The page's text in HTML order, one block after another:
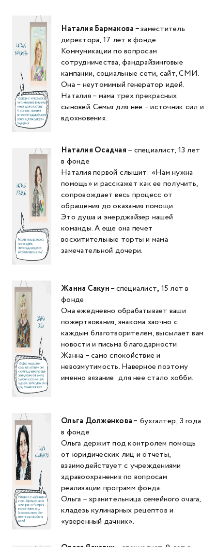
Наталия Бармакова –заместитель
директора, 17 лет в фонде
Коммуникации по вопросам
сотрудничества, фандрайзинговые
кампании, социальные сети, сайт, СМИ.
Она – неутомимый генератор идей.
Наталия – мама трех прекрасных
сыновей. Семья для нее – источник сил и
вдохновения.
Наталия Осадчая – специалист, 13 лет
в фонде
Наталия первой слышит: «Нам нужна
помощь» и расскажет как ее получить,
сопровождает весь процесс от
обращения до оказания помощи.
Это душа и энерджайзер нашей
команды. А еще она печет
восхитительные торты и мама
замечательной дочери.
Жанна Сакун –специалист, 15 лет в
фонде
Она ежедневно обрабатывает ваши
пожертвования, знакома заочно с
каждым благотворителем, высылает вам
новости и письма благодарности.
Жанна – само спокойствие и
невозмутимость. Наверное поэтому
именно вязание для нее стало хобби.
Ольга Долженкова – бухгалтер, 3 года
в фонде
Ольга держит под контролем помощь
от юридических лиц и отчеты,
взаимодействует с учреждениями
здравоохранения по вопросам
реализации программ фонда.
Ольга – хранительница семейного очага,
кладезь кулинарных рецептов и
«уверенный дачник».